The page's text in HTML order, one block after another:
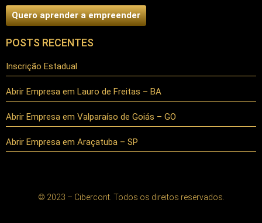
Quero aprender a empreender
POSTS RECENTES
Inscrição Estadual
Abrir Empresa em Lauro de Freitas – BA
Abrir Empresa em Valparaíso de Goiás – GO
Abrir Empresa em Araçatuba – SP
© 2023 – Cibercont. Todos os direitos reservados.